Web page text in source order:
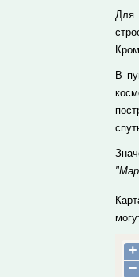
Для
В
+
−